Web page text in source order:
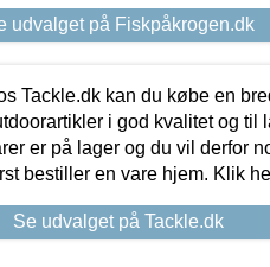
udvalget på Fiskpåkrogen.dk
Tackle.dk kan du købe en
i god kvalitet og til
er på lager og du vil derfor
bestiller en vare hjem. Klik
Se udvalget på Tackle.dk